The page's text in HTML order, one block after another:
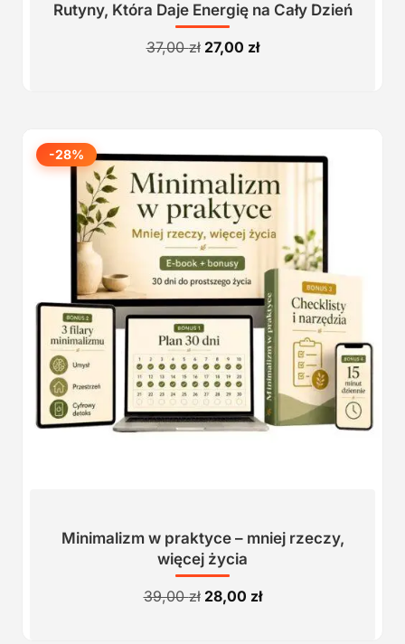
Rutyny, Która Daje Energię na Cały Dzień
37,00zł Pierwotna
27,00 złAktualna
-28%
Minimalizm w praktyce – mniej rzeczy,
więcej życia
39,00zł Pierwotna
28,00 złAktualna